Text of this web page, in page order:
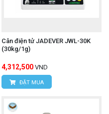
Cân điện tử JADEVER JWL-30K
(30kg/1g)
4,312,500 VND
ĐẶT MUA